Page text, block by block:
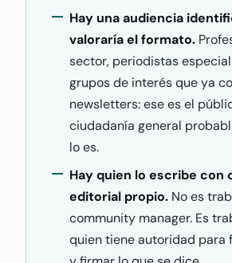
Hay una audiencia
valoraría el formato.
sector, periodistas
grupos de interés que ya
newsletters: ese es el
ciudadanía general
lo es.
Hay quien lo escribe con
editorial propio. No es
community manager. Es
quien tiene autoridad para